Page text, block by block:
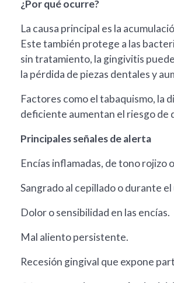
¿Por qué ocurre?
La causa principal es la
Este también protege a las
sin tratamiento, la gingivitis
la pérdida de piezas dentales y
Factores como el tabaquismo, la
deficiente aumentan el riesgo de
Principales señales de alerta
Encías inflamadas, de tono rojizo
Sangrado al cepillado o durante
Dolor o sensibilidad en las encías.
Mal aliento persistente.
Recesión gingival que expone